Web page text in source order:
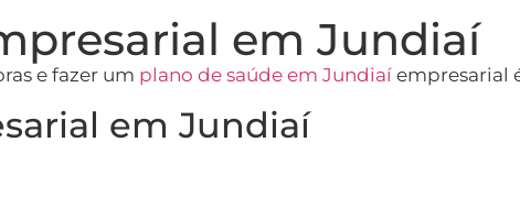
em Jundiaí
e fazer um plano de saúde em Jundiaí empresarial
em Jundiaí